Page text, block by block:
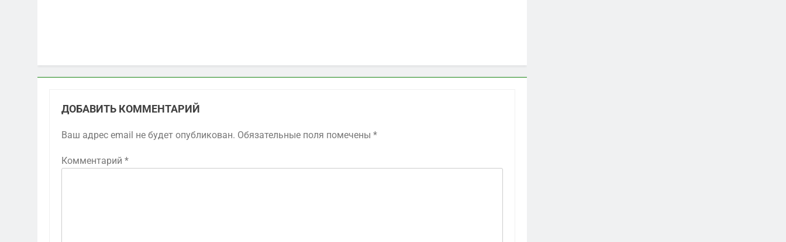
ДОБАВИТЬ КОММЕНТАРИЙ
Ваш адрес email не будет опубликован. Обязательные поля помечены *
Комментарий *